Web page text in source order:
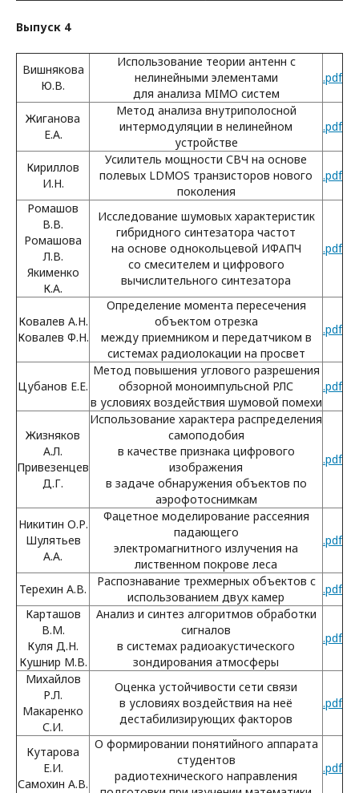
Выпуск 4
Вишнякова
Ю.В.
Использование теории антенн с
нелинейными элементами
для анализа MIMO систем
.pdf
Жиганова
Е.А.
Метод анализа внутриполосной
интермодуляции в нелинейном
устройстве
.pdf
Кириллов
И.Н.
Усилитель мощности СВЧ на основе
полевых LDMOS транзисторов нового
поколения
.pdf
Ромашов
В.В.
Ромашова
Л.В.
Якименко
К.А.
Исследование шумовых характеристик
гибридного синтезатора частот
на основе однокольцевой ИФАПЧ
со смесителем и цифрового
вычислительного синтезатора
.pdf
Ковалев А.Н.
Ковалев Ф.Н.
Определение момента пересечения
объектом отрезка
между приемником и передатчиком в
системах радиолокации на просвет
.pdf
Цубанов Е.Е.
Метод повышения углового разрешения
обзорной моноимпульсной РЛС
в условиях воздействия шумовой помехи
.pdf
Жизняков
А.Л.
Привезенцев
Д.Г.
Использование характера распределения
самоподобия
в качестве признака цифрового
изображения
в задаче обнаружения объектов по
аэрофотоснимкам
.pdf
Никитин О.Р.
Шулятьев
А.А.
Фацетное моделирование рассеяния
падающего
электромагнитного излучения на
лиственном покрове леса
.pdf
Терехин А.В.
Распознавание трехмерных объектов с
использованием двух камер
.pdf
Карташов
В.М.
Куля Д.Н.
Кушнир М.В.
Анализ и синтез алгоритмов обработки
сигналов
в системах радиоакустического
зондирования атмосферы
.pdf
Михайлов
Р.Л.
Макаренко
С.И.
Оценка устойчивости сети связи
в условиях воздействия на неё
дестабилизирующих факторов
.pdf
Кутарова
Е.И.
Самохин А.В.
О формировании понятийного аппарата
студентов
радиотехнического направления
.pdf